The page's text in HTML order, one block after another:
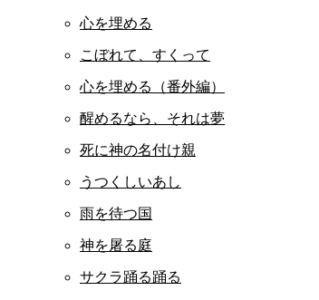
心を埋める
こぼれて、すくって
心を埋める（番外編）
醒めるなら、それは夢
死に神の名付け親
うつくしいあし
雨を待つ国
神を屠る庭
サクラ踊る踊る